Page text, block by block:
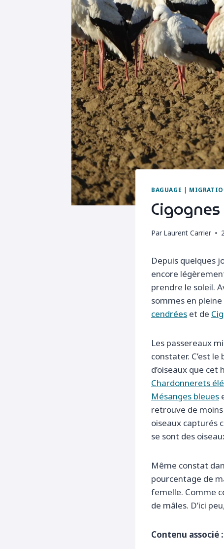
BAGUAGE |
Par Laurent Carrier
Depuis quelques
encore
prendre le soleil.
sommes en
cendrées et de
Les passereaux
constater. C’est
d’oiseaux que cet
Chardonnerets
Mésanges bleues
retrouve de
oiseaux capturés
se sont des
Même constat
pourcentage de
femelle. Comme
de mâles. D’ici
Contenu associé :